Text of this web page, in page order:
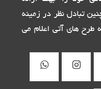
تبادل نظر در زمینه
طرح های آتی اعلام می